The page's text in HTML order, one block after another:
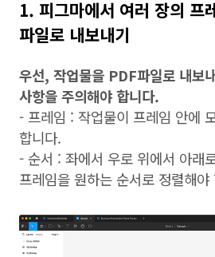
1. 피그마에서 여러 장의 프
파일로 내보내기
우선, 작업물을 PDF파일로 내보
사항을 주의해야 합니다.
- 프레임 : 작업물이 프레임 안에
합니다.
- 순서 : 좌에서 우로 위에서 아래
프레임을 원하는 순서로 정렬해야